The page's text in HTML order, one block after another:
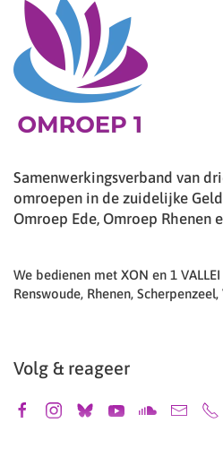
Samenwerkingsverband van
omroepen in de zuidelijke
Omroep Ede, Omroep Rhenen
We bedienen met XON en 1
Renswoude, Rhenen,
Volg & reageer